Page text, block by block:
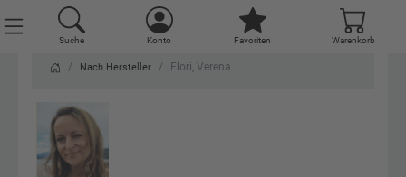
Suche Konto Favoriten Warenkorb
Nach Hersteller Flori, Verena